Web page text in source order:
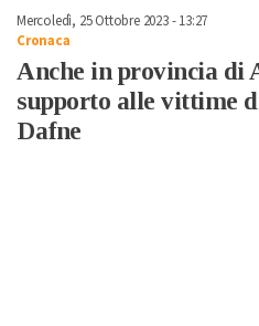
Mercoledì, 25 Ottobre 2023 - 13:27
Cronaca
Anche in provincia di
supporto alle vittime
Dafne